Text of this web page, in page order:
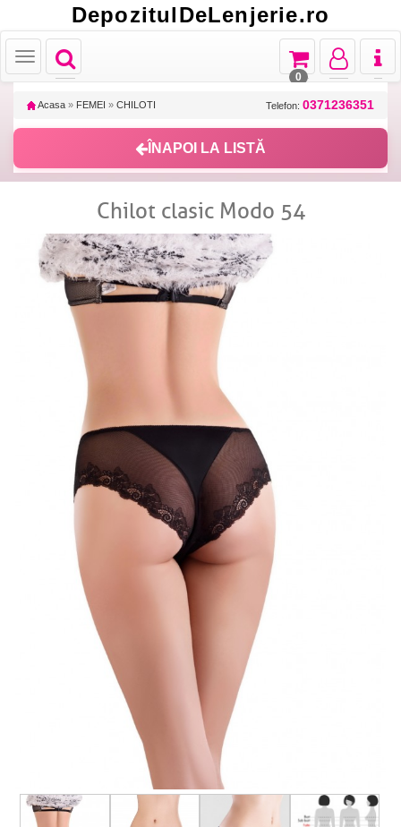
DepozitulDeLenjerie.ro
Toggle
navigation
Toggle
Toggle
navigation
Toggle
navigation
Toggle
navigation
0
Acasa » FEMEI » CHILOTI Telefon: 0371236351
ÎNAPOI LA LISTĂ
Chilot clasic Modo 54